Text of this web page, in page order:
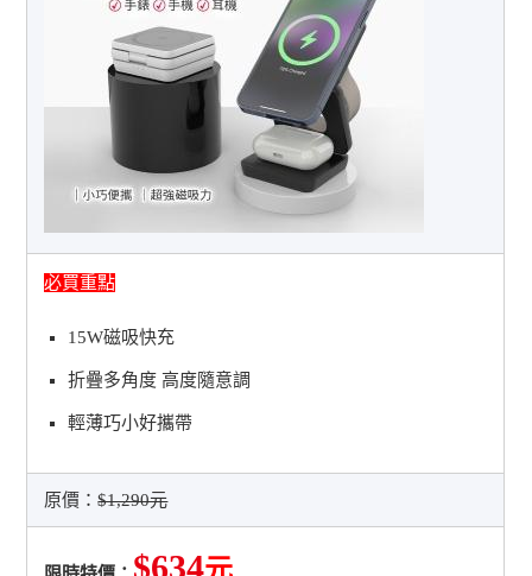
必買重點
15W磁吸快充
折疊多角度 高度隨意調
輕薄巧小好攜帶
原價：$1,290元
$634